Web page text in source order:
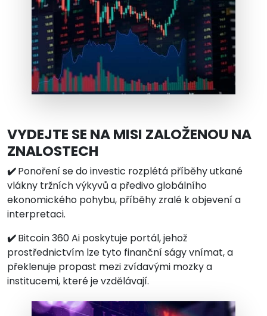
VYDEJTE SE NA MISI ZALOŽENOU NA
ZNALOSTECH
✔️Ponoření se do investic rozplétá příběhy utkané
vlákny tržních výkyvů a předivo globálního
ekonomického pohybu, příběhy zralé k objevení a
interpretaci.
✔️Bitcoin 360 Ai poskytuje portál, jehož
prostřednictvím lze tyto finanční ságy vnímat, a
překlenuje propast mezi zvídavými mozky a
institucemi, které je vzdělávají.